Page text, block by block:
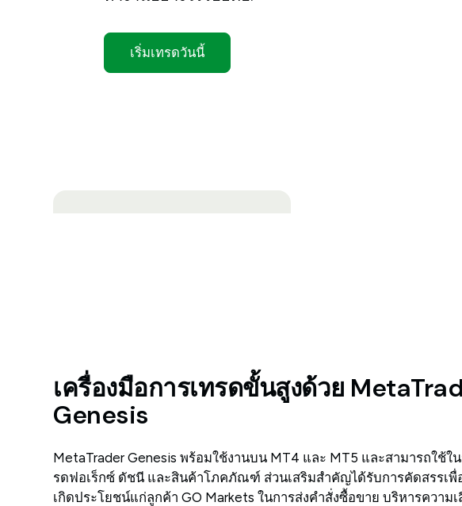
เริ่มเทรดวันนี้
เครื่องมือการเทรดขั้นสูงด้วย
Genesis
MetaTrader Genesis พร้อมใช้งานบน MT4 และ MT5 และสามารถใช้ใน
รดฟอเร็กซ์ ดัชนี และสินค้าโภคภัณฑ์ ส่วนเสริมสำคัญได้รับการคัดสรรเพื่
เกิดประโยชน์แก่ลูกค้า GO Markets ในการส่งคำสั่งซื้อขาย บริหารความเ